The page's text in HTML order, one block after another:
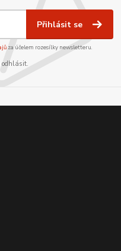
Přihlásit se
za účelem rozesílky newsletteru.
odhlásit.